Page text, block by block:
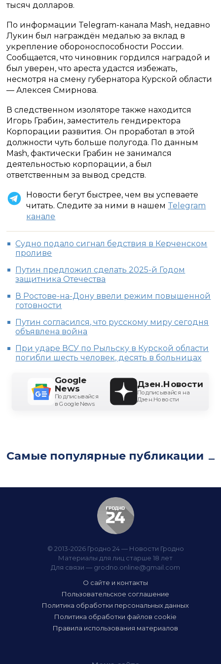
тысяч долларов.
По информации Telegram-канала Mash, недавно
Лукин был награждён медалью за вклад в
укрепление обороноспособности России.
Сообщается, что чиновник гордился наградой и
был уверен, что ареста удастся избежать,
несмотря на смену губернатора Курской области
— Алексея Смирнова.
В следственном изоляторе также находится
Игорь Грабин, заместитель гендиректора
Корпорации развития. Он проработал в этой
должности чуть больше полугода. По данным
Mash, фактически Грабин не занимался
деятельностью корпорации, а был
ответственным за вывод средств.
Новости бегут быстрее, чем вы успеваете
читать. Следите за ними в нашем Telegram
канале
Судно подало сигнал бедствия в Керченском
проливе
Путин предложил сделать 2025-й Годом
защитника Отечества
В Ростове-на-Дону ввели режим повышенной
готовности
Путин согласился, что русскому миру сегодня
объявлена война
При ударе ВСУ по Рыльску в Курской области
погибли шесть человек, десять в больницах
Google
News
Подписывайся
в Google News
Дзен.Новости
Подписывайся на
Дзен.Новости
Самые популярные публикации
© 2013-2026 Гродно 24 — Новости Гродно
Материалы для лиц старше 18 лет
Для связи — grodno.online@gmail.com
О сайте и контакты
Пользовательское соглашение
Политика обработки персональных данных
Политика обработки файлов cookie
Правила использования материалов